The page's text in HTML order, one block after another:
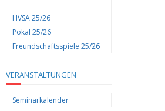
HVSA 25/26
Pokal 25/26
Freundschaftsspiele 25/26
VERANSTALTUNGEN
Seminarkalender